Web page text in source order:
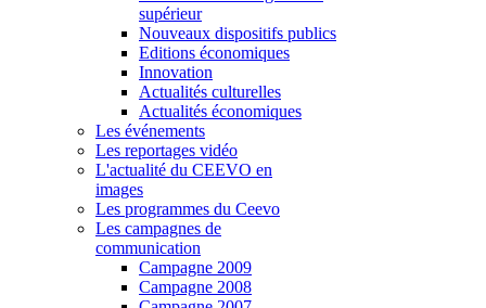
supérieur
Nouveaux dispositifs publics
Editions économiques
Innovation
Actualités culturelles
Actualités économiques
Les événements
Les reportages vidéo
L'actualité du CEEVO en
images
Les programmes du Ceevo
Les campagnes de
communication
Campagne 2009
Campagne 2008